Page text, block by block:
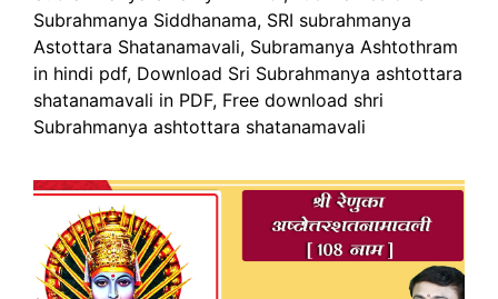
Subrahmanya Siddhanama, SRI subrahmanya
Astottara Shatanamavali, Subramanya Ashtothram
in hindi pdf, Download Sri Subrahmanya ashtottara
shatanamavali in PDF, Free download shri
Subrahmanya ashtottara shatanamavali